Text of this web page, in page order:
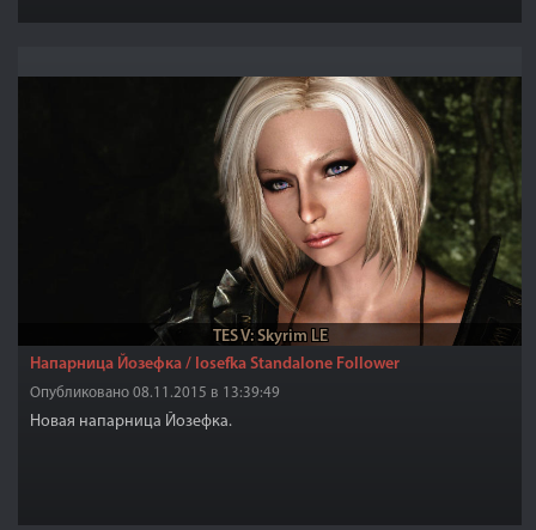
TES V: Skyrim LE
Напарница Йозефка / Iosefka Standalone Follower
Опубликовано 08.11.2015 в 13:39:49
Новая напарница Йозефка.